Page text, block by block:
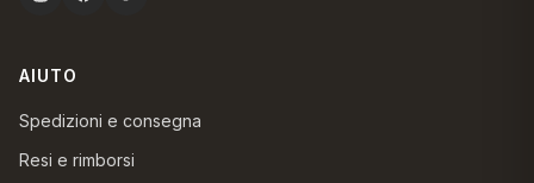
AIUTO
Spedizioni e consegna
Resi e rimborsi